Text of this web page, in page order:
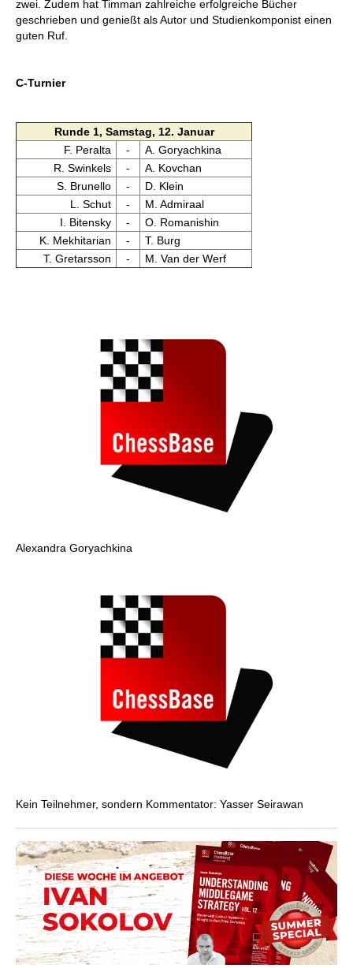
zwei. Zudem hat Timman zahlreiche erfolgreiche Bücher
geschrieben und genießt als Autor und Studienkomponist einen
guten Ruf.
C-Turnier
Runde 1, Samstag, 12. Januar
F. Peralta
-
A. Goryachkina
R. Swinkels
-
A. Kovchan
S. Brunello
-
D. Klein
L. Schut
-
M. Admiraal
I. Bitensky
-
O. Romanishin
K. Mekhitarian
-
T. Burg
T. Gretarsson
- M. Van der Werf
Alexandra Goryachkina
Kein Teilnehmer, sondern Kommentator: Yasser Seirawan